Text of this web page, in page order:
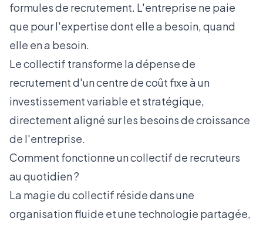
formules de recrutement. L'entreprise ne paie
que pour l'expertise dont elle a besoin, quand
elle en a besoin.
Le collectif transforme la dépense de
recrutement d'un centre de coût fixe à un
investissement variable et stratégique,
directement aligné sur les besoins de croissance
de l'entreprise.
Comment fonctionne un collectif de recruteurs
au quotidien ?
La magie du collectif réside dans une
organisation fluide et une technologie partagée,